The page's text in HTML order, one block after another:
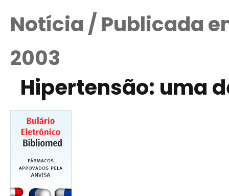
Notícia / Publicada
2003
Hipertensão: uma